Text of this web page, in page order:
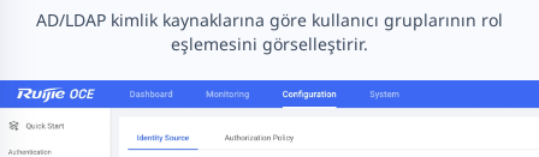
AD/LDAP kimlik kaynaklarına göre kullanıcı gruplarının rol
eşlemesini görselleştirir.